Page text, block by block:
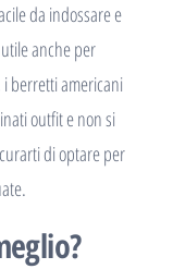
da indossare e
anche per
i berretti americani
outfit e non si
di optare per